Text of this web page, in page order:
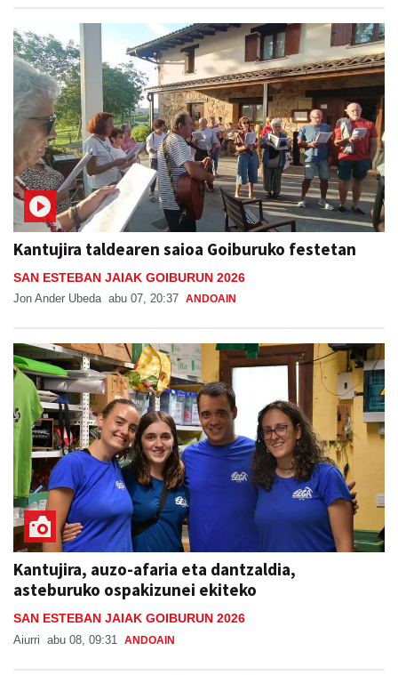
Kantujira taldearen saioa Goiburuko festetan
SAN ESTEBAN JAIAK GOIBURUN 2026
Jon Ander Ubeda abu 07, 20:37 ANDOAIN
Kantujira, auzo-afaria eta dantzaldia,
asteburuko ospakizunei ekiteko
SAN ESTEBAN JAIAK GOIBURUN 2026
Aiurri abu 08, 09:31 ANDOAIN